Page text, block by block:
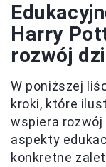
Harry
rozwój
W poniższej
kroki, które
wspiera rozwój
aspekty
konkretne